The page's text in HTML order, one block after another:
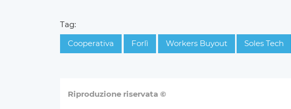
Tag:
Cooperativa
Forlì Workers Buyout Soles Tech
Riproduzione riservata ©